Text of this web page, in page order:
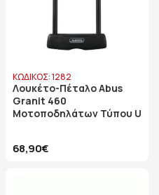
ΚΩΔΙΚΟΣ: 1282
Λουκέτο-Πέταλο Abus
Granit 460
Μοτοποδηλάτων Τύπου U
68,90€